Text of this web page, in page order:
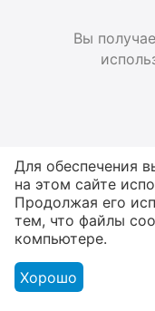
Вы
В наличии
От
Для обеспечения
на этом сайте
Продолжая его
тем, что файлы
компьютере.
Хорошо